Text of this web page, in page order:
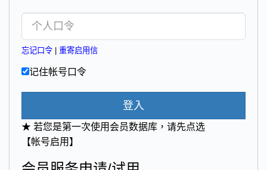
忘记口令 重寄启用信
记住帐号口令
登入
★ 若您是第一次使用会员数据库，请先点选
【帐号启用】